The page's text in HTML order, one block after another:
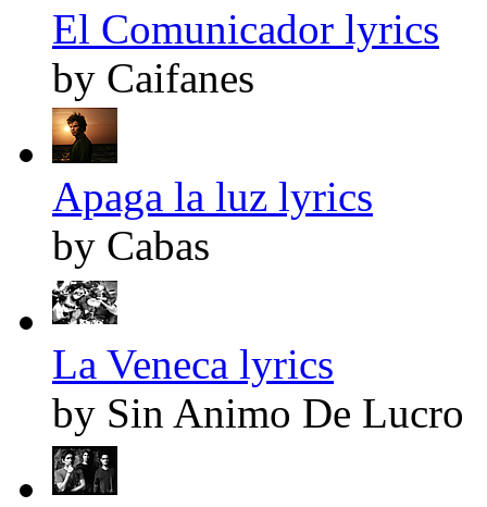
El Comunicador lyrics
by Caifanes
Apaga la luz lyrics
by Cabas
La Veneca lyrics
by Sin Animo De Lucro